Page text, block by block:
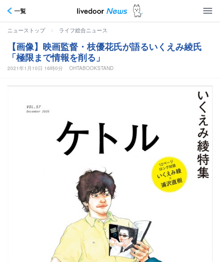
一覧
ニューストップ > ライフ総合ニュース
【画像】映画監督・枝優花氏が語るいくえみ綾氏
「極限まで情報を削る」
2021年1月10日 16時0分 OHTABOOKSTAND